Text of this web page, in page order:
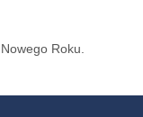
Roku.